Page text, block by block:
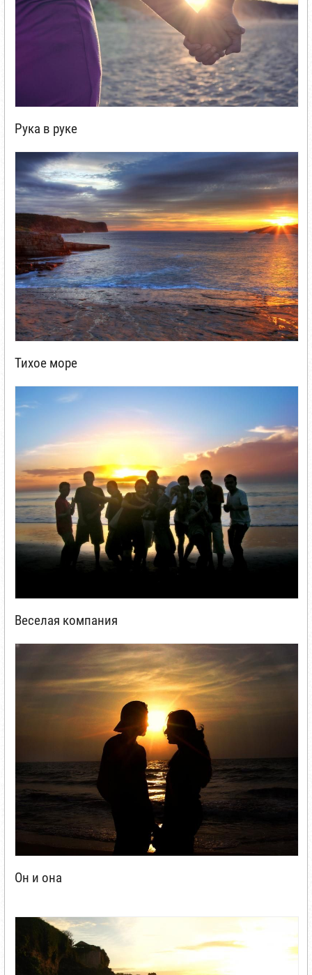
Рука в руке
Тихое море
Веселая компания
Он и она